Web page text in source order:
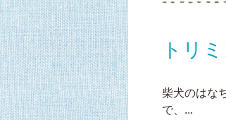
トリ
柴犬のはな
で、...